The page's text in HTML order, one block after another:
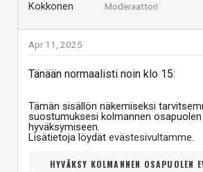
Moderaattori
Apr 11, 2025
Tänään normaalisti noin klo 15:
Tämän sisällön näkemiseksi
suostumuksesi kolmannen
hyväksymiseen.
Lisätietoja löydät evästesivultamme.
HYVÄKSY KOLMANNEN OSAPUOLEN